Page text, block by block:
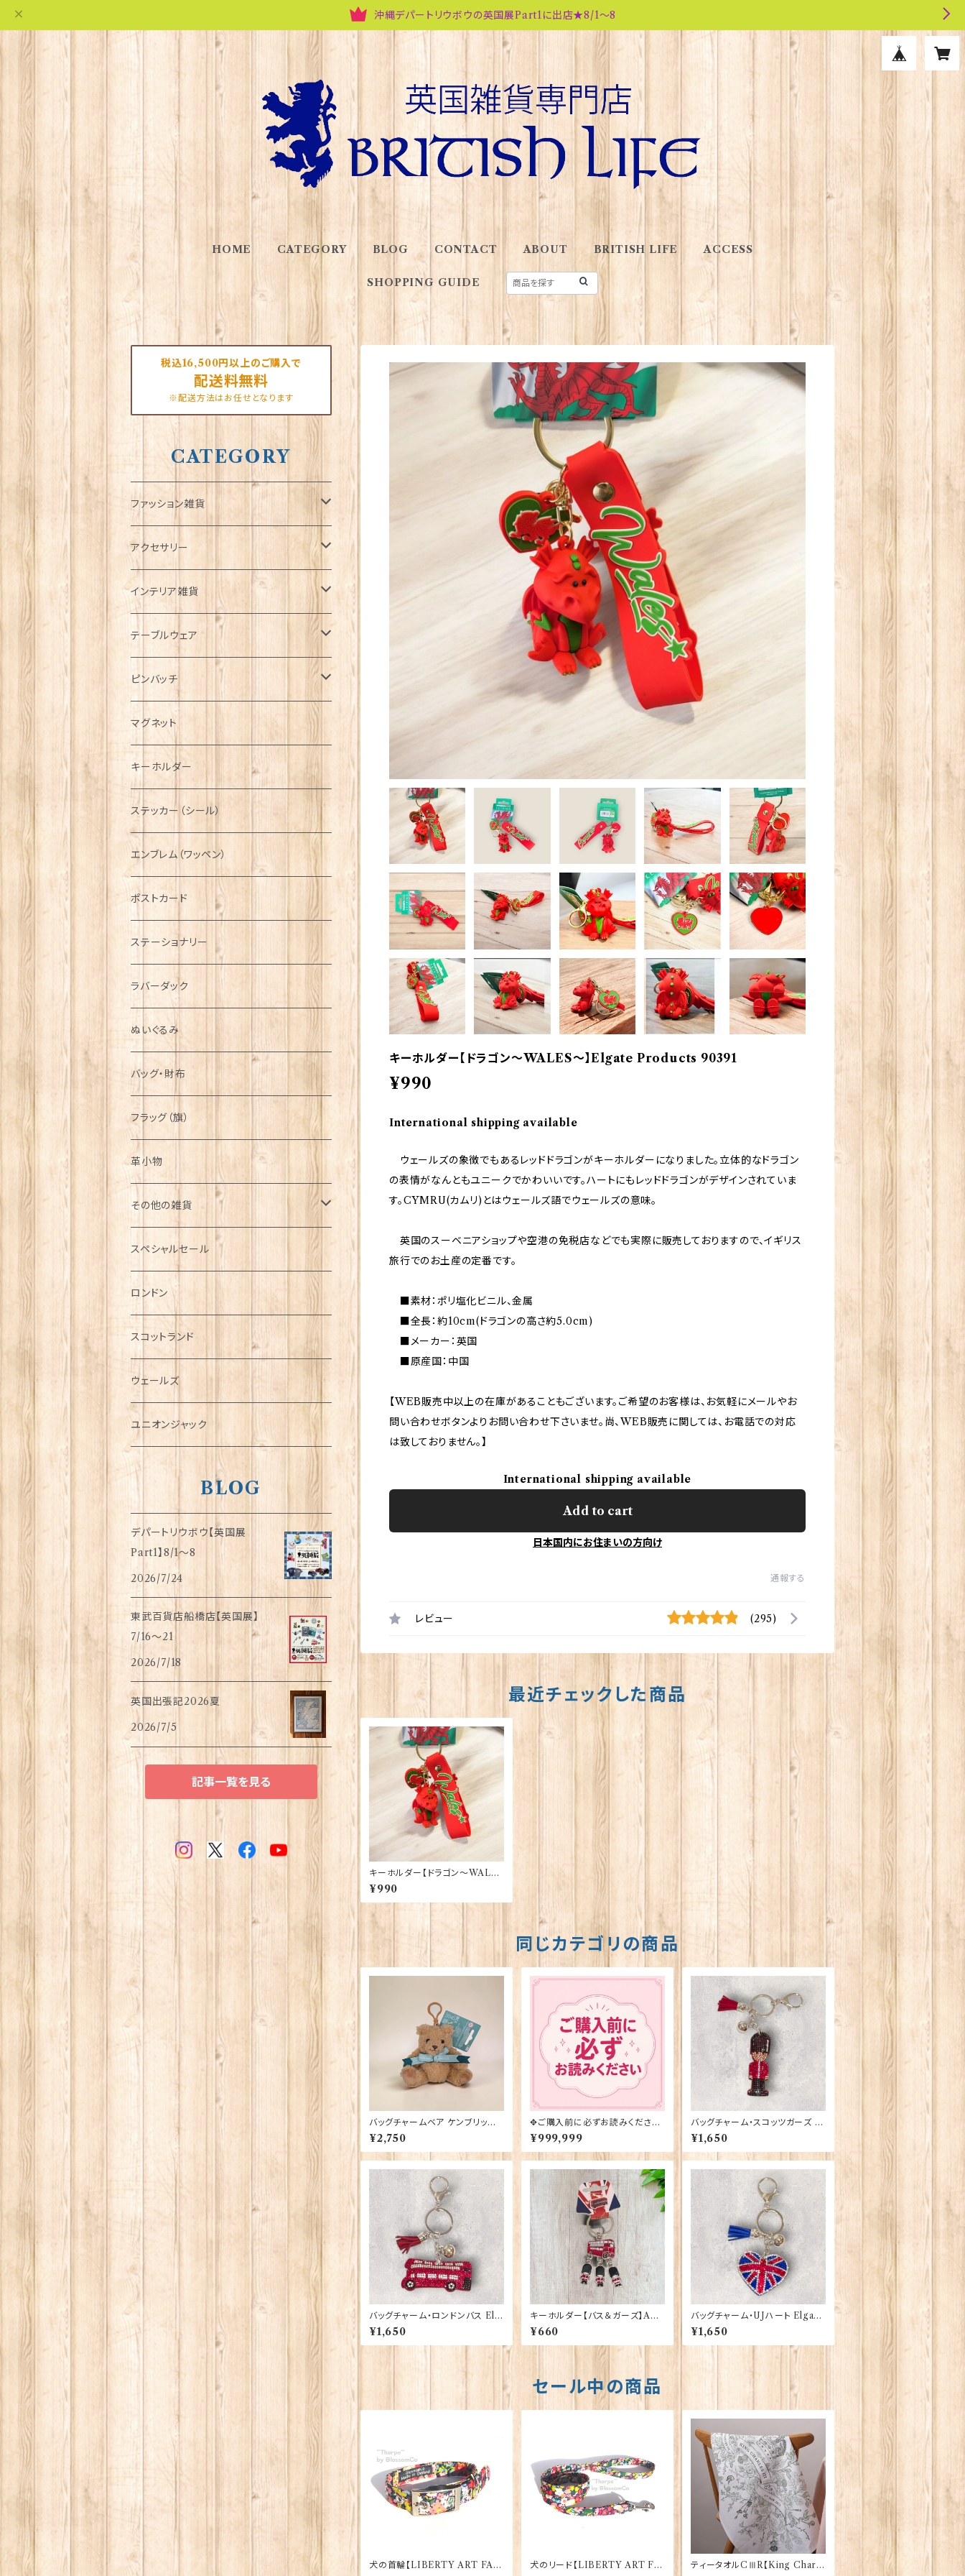
沖縄デパートリウボウの英国展Part1に出店★8/1～8
HOME CATEGORY BLOG CONTACT ABOUT BRITISH LIFE ACCESS
SHOPPING GUIDE
キーホルダー【ドラゴン〜WALES〜】Elgate Products 90391
¥990
International shipping available
ウェールズの象徴でもあるレッドドラゴンがキーホルダーになりました。立体的なドラゴン
の表情がなんともユニークでかわいいです。ハートにもレッドドラゴンがデザインされていま
す。CYMRU(カムリ)とはウェールズ語でウェールズの意味。
英国のスーベニアショップや空港の免税店などでも実際に販売しておりますので、イギリス
旅行でのお土産の定番です。
■素材：ポリ塩化ビニル、金属
■全長：約10cm(ドラゴンの高さ約5.0cm)
■メーカー：英国
■原産国：中国
【WEB販売中以上の在庫があることもございます。ご希望のお客様は、お気軽にメールやお
問い合わせボタンよりお問い合わせ下さいませ。尚、WEB販売に関しては、お電話での対応
は致しておりません。】
International shipping available
Add to cart
日本国内にお住まいの方向け
通報する
レビュー (295)
最近チェックした商品
キーホルダー【ドラゴン〜WALE
S〜】Elgate Products 90391
¥990
同じカテゴリの商品
バッグチャームベア ケンブリッジ
大学 Elgate Products 9042
8
¥2,750
✥ご購入前に必ずお読みください
✥
¥999,999
バッグチャーム・スコッツガーズ El
gate Products 90420
¥1,650
バッグチャーム・ロンドンバス Elg
ate Products 90419
¥1,650
キーホルダー【バス＆ガーズ】A&S
Gift 90425
¥660
バッグチャーム・UJハート Elgate
Products 90421
¥1,650
セール中の商品
犬の首輪【LIBERTY ART FAB
犬のリード【LIBERTY ART FA
ティータオルCⅢR【King Charle
税込16,500円以上のご購入で
配送料無料
※配送方法はお任せとなります
CATEGORY
ファッション雑貨
タータンネクタイ
帽子
キャップ
ハンチング帽
キャスケット
ディアストーカー
ニット帽
Tシャツ
マフラー
タータン【Bronte by Moon】
タータン【Glencroft】
ボタンラップマフラー【Aran Traditions】
サッシュ
スカーフ
ファッションマスク
アクセサリー
ORTAK
ブローチ
ペンダント
チャーム
その他のアクセサリー
インテリア雑貨
インテリア置物
ラブスプーン
ラブスプーン【SION LLEWELLYN】
ラブスプーン【PAUL CURTIS】
ファブリック
テーブルウェア
ティータオル
ペーパーナプキン
ティーコジー
その他テーブルウェア
ピンバッチ
ジェネラルデザイン
乗り物
動物＆植物
国旗＆紋章
音楽＆楽器
ミリタリー
NAVY
AIRFORCE
ARMY
ピューター
マグネット
キーホルダー
ステッカー（シール）
エンブレム（ワッペン）
ポストカード
ステーショナリー
ラバーダック
ぬいぐるみ
バッグ・財布
フラッグ（旗）
革小物
その他の雑貨
ミニカー
チャーム
犬グッズ
傘
指貫(シンブル)
スペシャルセール
ロンドン
スコットランド
ウェールズ
ユニオンジャック
BLOG
デパートリウボウ【英国展
Part1】8/1〜8
2026/7/24
東武百貨店船橋店【英国展】
7/16～21
2026/7/18
英国出張記2026夏
2026/7/5
記事一覧を見る